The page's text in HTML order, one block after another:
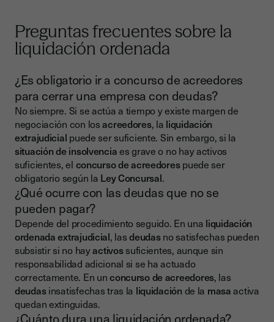
Preguntas frecuentes sobre la
liquidación ordenada
¿Es obligatorio ir a concurso de acreedores
para cerrar una empresa con deudas?
No siempre. Si se actúa a tiempo y existe margen de
negociación con losacreedores, la liquidación
extrajudicial puede ser suficiente. Sin embargo, si la
situación de insolvenciaes grave o no hay activos
suficientes, el concurso de acreedorespuede ser
obligatorio según la Ley Concursal.
¿Qué ocurre con las deudas que no se
pueden pagar?
Depende del procedimiento seguido. En una liquidación
ordenada extrajudicial, lasdeudasno satisfechas pueden
subsistir si no hayactivossuficientes, aunque sin
responsabilidad adicional si se ha actuado
correctamente. En unconcurso de acreedores, las
deudasinsatisfechas tras la liquidaciónde la masaactiva
quedan extinguidas.